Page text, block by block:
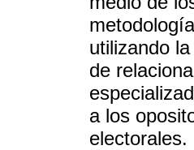
utilizando
de
a los
electorales.